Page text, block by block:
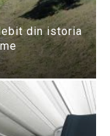
din istoria